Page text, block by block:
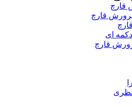
قارچ
قارچ
ای
قارچ
نظری